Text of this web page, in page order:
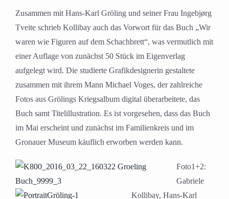
Zusammen mit Hans-Karl Gröling und seiner Frau Ingebjørg
Tveite schrieb Kollibay auch das Vorwort für das Buch „Wir
waren wie Figuren auf dem Schachbrett“, was vermutlich mit
einer Auflage von zunächst 50 Stück im Eigenverlag
aufgelegt wird. Die studierte Grafikdesignerin gestaltete
zusammen mit ihrem Mann Michael Voges, der zahlreiche
Fotos aus Grölings Kriegsalbum digital überarbeitete, das
Buch samt Titelillustration. Es ist vorgesehen, dass das Buch
im Mai erscheint und zunächst im Familienkreis und im
Gronauer Museum käuflich erworben werden kann.
Foto1+2:
Gabriele
Kollibay, Hans-Karl